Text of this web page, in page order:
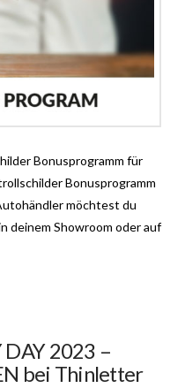
Bonusprogramm für
Bonusprogramm
möchtest du
deinem Showroom oder auf
DAY 2023 –
bei Thinletter